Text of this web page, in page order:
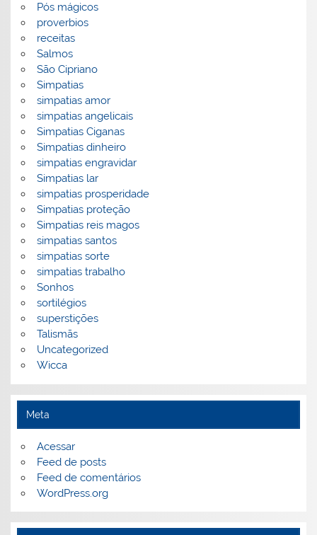
Pós mágicos
proverbios
receitas
Salmos
São Cipriano
Simpatias
simpatias amor
simpatias angelicais
Simpatias Ciganas
Simpatias dinheiro
simpatias engravidar
Simpatias lar
simpatias prosperidade
Simpatias proteção
Simpatias reis magos
simpatias santos
simpatias sorte
simpatias trabalho
Sonhos
sortilégios
superstições
Talismãs
Uncategorized
Wicca
Meta
Acessar
Feed de posts
Feed de comentários
WordPress.org